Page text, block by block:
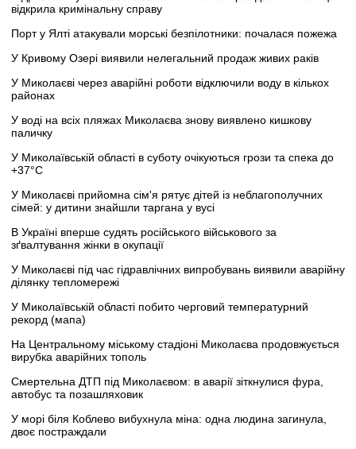
відкрила кримінальну справу
Порт у Ялті атакували морські безпілотники: почалася пожежа
У Кривому Озері виявили нелегальний продаж живих раків
У Миколаєві через аварійні роботи відключили воду в кількох
районах
У воді на всіх пляжах Миколаєва знову виявлено кишкову
паличку
У Миколаївській області в суботу очікуються грози та спека до
+37°C
У Миколаєві прийомна сім'я рятує дітей із неблагополучних
сімей: у дитини знайшли таргана у вусі
В Україні вперше судять російського військового за
зґвалтування жінки в окупації
У Миколаєві під час гідравлічних випробувань виявили аварійну
ділянку тепломережі
У Миколаївській області побито черговий температурний
рекорд (мапа)
На Центральному міському стадіоні Миколаєва продовжується
вирубка аварійних тополь
Смертельна ДТП під Миколаєвом: в аварії зіткнулися фура,
автобус та позашляховик
У морі біля Коблево вибухнула міна: одна людина загинула,
двоє постраждали